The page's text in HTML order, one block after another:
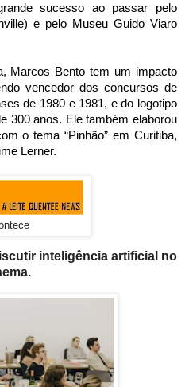
sucesso ao passar pelo
e pelo Museu Guido Viaro
Marcos Bento tem um impacto
vencedor dos concursos de
de 1980 e 1981, e do logotipo
300 anos. Ele também elaborou
o tema “Pinhão” em Curitiba,
Lerner.
inteligência artificial no